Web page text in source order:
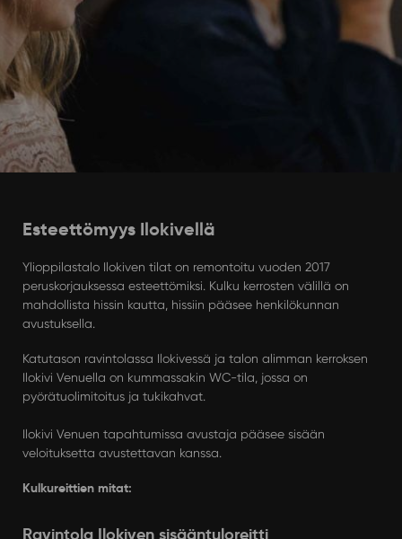
Esteettömyys Ilokivellä
Ylioppilastalo Ilokiven tilat on remontoitu vuoden 2017
peruskorjauksessa esteettömiksi. Kulku kerrosten välillä on
mahdollista hissin kautta, hissiin pääsee henkilökunnan
avustuksella.
Katutason ravintolassa Ilokivessä ja talon alimman kerroksen
Ilokivi Venuella on kummassakin WC-tila, jossa on
pyörätuolimitoitus ja tukikahvat.
Ilokivi Venuen tapahtumissa avustaja pääsee sisään
veloituksetta avustettavan kanssa.
Kulkureittien mitat:
Ravintola Ilokiven sisääntuloreitti